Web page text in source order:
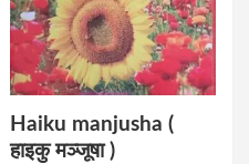
Haiku manjusha (
हाइकु मञ्जूषा )